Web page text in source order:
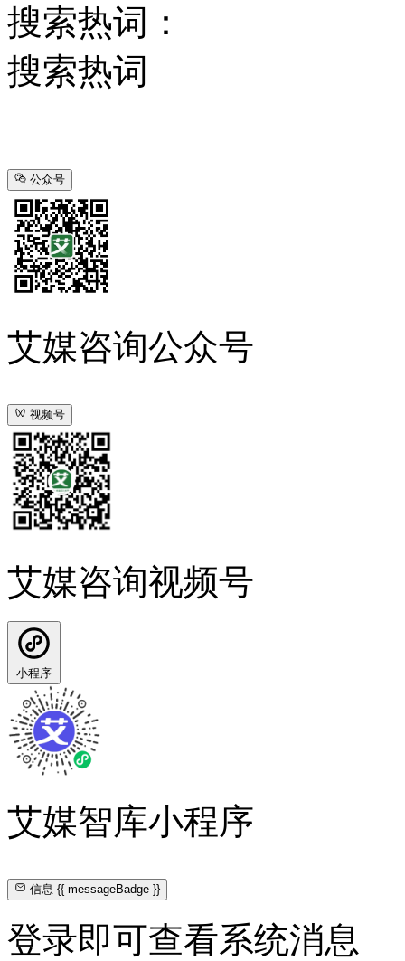
搜索热词：
搜索热词
公众号
艾媒咨询公众号
视频号
艾媒咨询视频号
小程序
艾媒智库小程序
信息{{ messageBadge }}
登录即可查看系统消息